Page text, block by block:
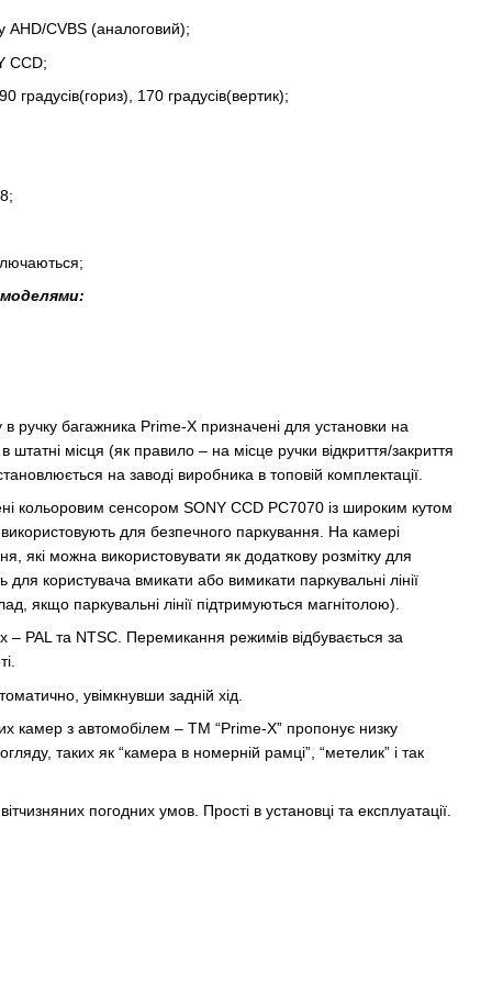
AHD/CVBS (аналоговий);
CCD;
градусів(гориз), 170 градусів(вертик);
ручку багажника Prime-X призначені для установки на
штатні місця (як правило – на місце ручки відкриття/закриття
на заводі виробника в топовій комплектації.
кольоровим сенсором SONY CCD PC7070 із широким кутом
для безпечного паркування. На камері
які можна використовувати як додаткову розмітку для
користувача вмикати або вимикати паркувальні лінії
якщо паркувальні лінії підтримуються магнітолою).
PAL та NTSC. Перемикання режимів відбувається за
увімкнувши задній хід.
камер з автомобілем – TM “Prime-X” пропонує низку
таких як “камера в номерній рамці”, “метелик” і так
погодних умов. Прості в установці та експлуатації.